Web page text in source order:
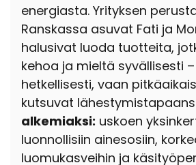
energiasta. Yrityksen
Ranskassa asuvat Fati ja
halusivat luoda tuotteita,
kehoa ja mieltä syvällisesti
hetkellisesti, vaan
kutsuvat
alkemiaksi: uskoen
luonnollisiin ainesosiin,
luomukasveihin ja